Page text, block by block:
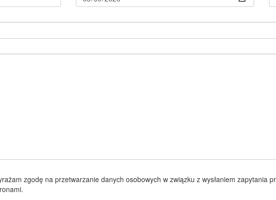
zgodę na przetwarzanie danych osobowych w związku z wysłaniem zapytania